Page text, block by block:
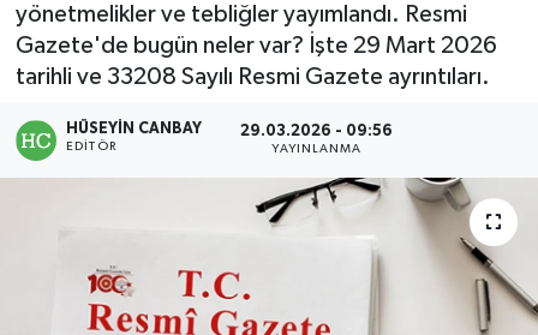
yönetmelikler ve tebliğler yayımlandı. Resmi
Gazete'de bugün neler var? İşte 29 Mart 2026
tarihli ve 33208 Sayılı Resmi Gazete ayrıntıları.
HÜSEYIN CANBAY
EDITÖR
29.03.2026 - 09:56
YAYINLANMA